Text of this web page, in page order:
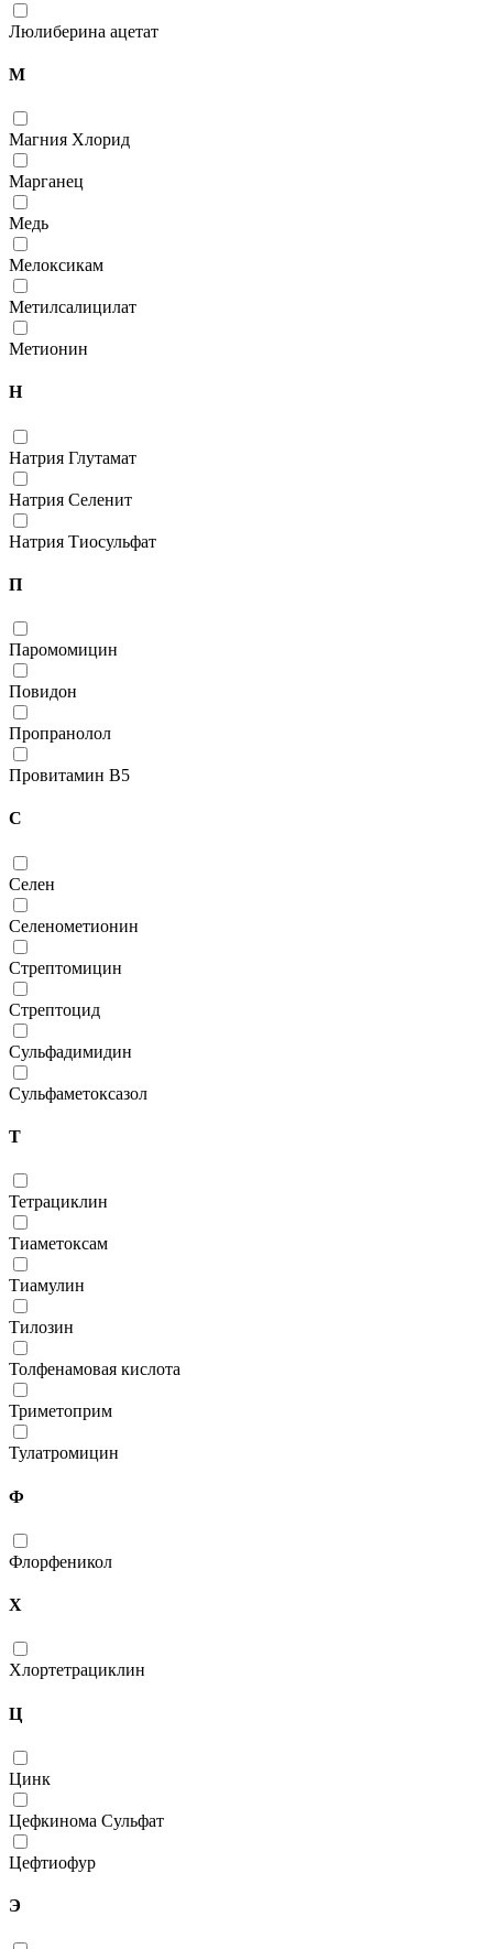
Люлиберина ацетат
М
Магния Хлорид
Марганец
Медь
Мелоксикам
Метилсалицилат
Метионин
Н
Натрия Глутамат
Натрия Селенит
Натрия Тиосульфат
П
Паромомицин
Повидон
Пропранолол
Провитамин В5
С
Селен
Селенометионин
Стрептомицин
Стрептоцид
Сульфадимидин
Сульфаметоксазол
Т
Тетрациклин
Тиаметоксам
Тиамулин
Тилозин
Толфенамовая кислота
Триметоприм
Тулатромицин
Ф
Флорфеникол
Х
Хлортетрациклин
Ц
Цинк
Цефкинома Сульфат
Цефтиофур
Э